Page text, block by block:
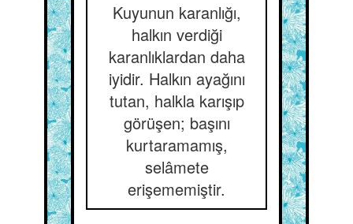
Kuyunun karanlığı,
halkın verdiği
karanlıklardan daha
iyidir. Halkın ayağını
tutan, halkla karışıp
görüşen; başını
kurtaramamış,
selâmete
erişememiştir.